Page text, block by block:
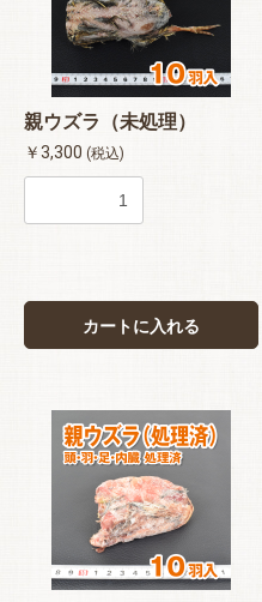
親ウズラ（未処理）
￥3,300 (税込)
カートに入れる